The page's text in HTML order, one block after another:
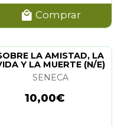
Comprar
LA AMISTAD, LA
Y LA MUERTE (N/E)
SENECA
10,00€